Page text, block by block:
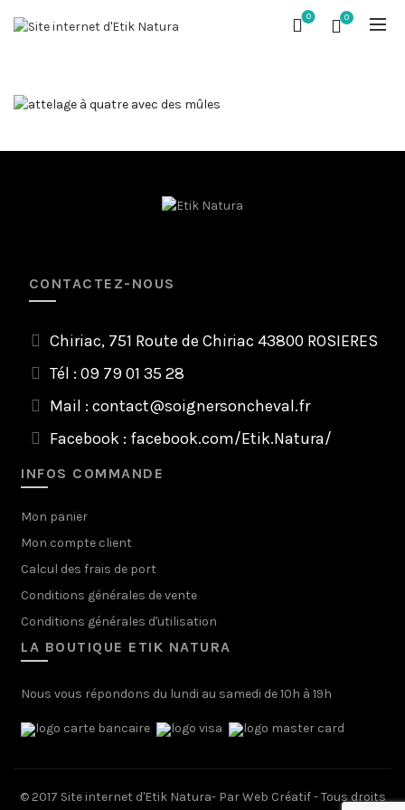
0 0
CONTACTEZ-NOUS
Chiriac, 751 Route de Chiriac 43800 ROSIERES
Tél : 09 79 01 35 28
Mail : contact@soignersoncheval.fr
Facebook : facebook.com/Etik.Natura/
INFOS COMMANDE
Mon panier
Mon compte client
Calcul des frais de port
Conditions générales de vente
Conditions générales d'utilisation
LA BOUTIQUE ETIK NATURA
Nous vous répondons du lundi au samedi de 10h à 19h
© 2017 Site internet d'Etik Natura- ParWeb Créatif- Tous droits